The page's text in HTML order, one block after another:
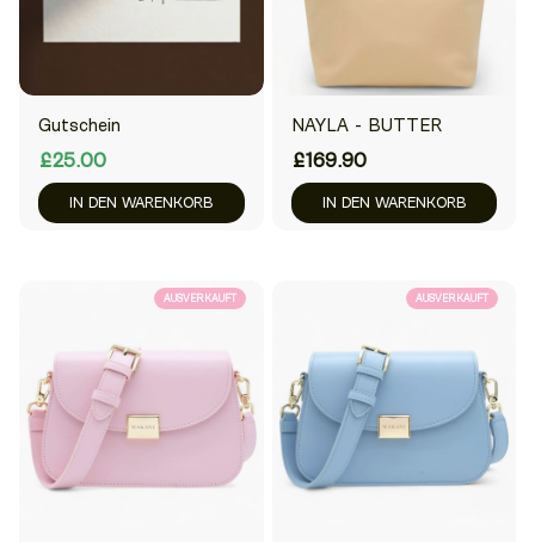
Gutschein
£25.00
IN DEN WARENKORB
NAYLA - BUTTER
£169.90
IN DEN WARENKORB
AUSVERKAUFT AUSVERKAUFT